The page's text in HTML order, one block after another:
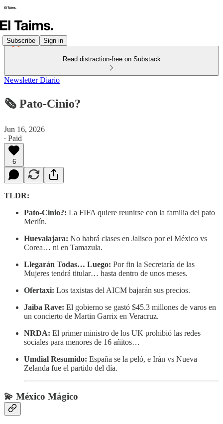
Subscribe Sign in
Read distraction-free on Substack
Newsletter Diario
🗞️ Pato-Cinio?
Jun 16, 2026
∙ Paid
6
TLDR:
Pato-Cinio?: La FIFA quiere reunirse con la familia del pato
Merlín.
Huevalajara: No habrá clases en Jalisco por el México vs
Corea… ni en Tamazula.
Llegarán Todas… Luego: Por fin la Secretaría de las
Mujeres tendrá titular… hasta dentro de unos meses.
Ofertaxi: Los taxistas del AICM bajarán sus precios.
Jaiba Rave: El gobierno se gastó $45.3 millones de varos en
un concierto de Martin Garrix en Veracruz.
NRDA: El primer ministro de los UK prohibió las redes
sociales para menores de 16 añitos…
Umdial Resumido: España se la peló, e Irán vs Nueva
Zelanda fue el partido del día.
💫 México Mágico